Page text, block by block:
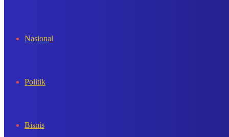
Nasional
Politik
Bisnis